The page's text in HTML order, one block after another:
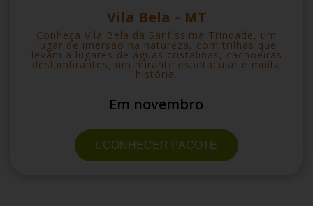
Vila Bela – MT
Conheça Vila Bela da Santíssima Trindade, um
lugar de imersão na natureza, com trilhas que
levam a lugares de águas cristalinas, cachoeiras
deslumbrantes, um mirante espetacular e muita
história.
Em novembro
CONHECER PACOTE